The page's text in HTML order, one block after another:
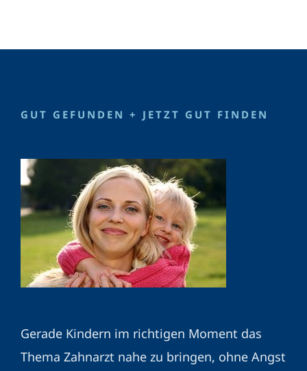
GUT GEFUNDEN + JETZT GUT FINDEN
Gerade Kindern im richtigen Moment das
Thema Zahnarzt nahe zu bringen, ohne Angst